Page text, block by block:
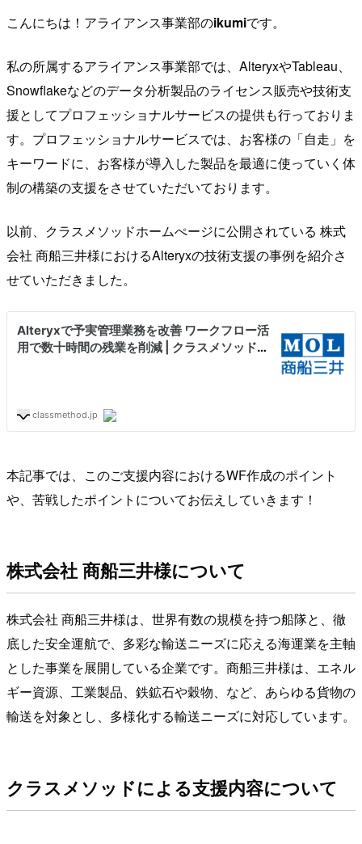
こんにちは！アライアンス事業部のikumiです。
私の所属するアライアンス事業部では、AlteryxやTableau、
Snowflakeなどのデータ分析製品のライセンス販売や技術支
援としてプロフェッショナルサービスの提供も行っておりま
す。プロフェッショナルサービスでは、お客様の「自走」を
キーワードに、お客様が導入した製品を最適に使っていく体
制の構築の支援をさせていただいております。
以前、クラスメソッドホームぺージに公開されている 株式
会社 商船三井様におけるAlteryxの技術支援の事例を紹介さ
せていただきました。
本記事では、このご支援内容におけるWF作成のポイント
や、苦戦したポイントについてお伝えしていきます！
株式会社 商船三井様について
株式会社 商船三井様は、世界有数の規模を持つ船隊と、徹
底した安全運航で、多彩な輸送ニーズに応える海運業を主軸
とした事業を展開している企業です。商船三井様は、エネル
ギー資源、工業製品、鉄鉱石や穀物、など、あらゆる貨物の
輸送を対象とし、多様化する輸送ニーズに対応しています。
クラスメソッドによる支援内容について